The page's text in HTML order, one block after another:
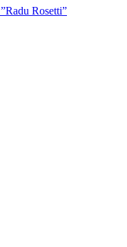
Rosetti”